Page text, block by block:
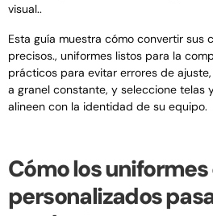
visual..
Esta guía muestra cómo convertir sus
precisos., uniformes listos para la
prácticos para evitar errores de
a granel constante, y seleccione telas
alineen con la identidad de su equipo.
Cómo los
personalizados